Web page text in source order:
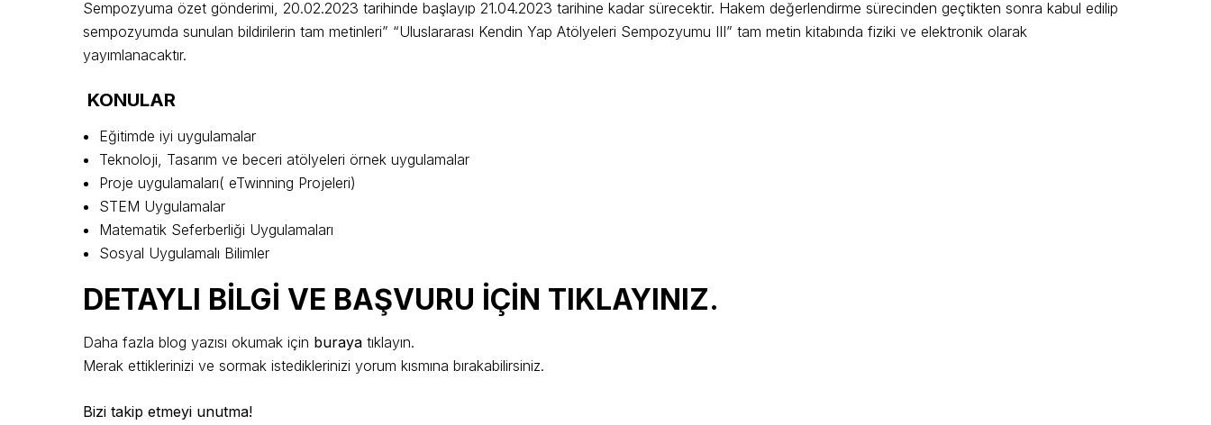
Sempozyuma özet gönderimi, 20.02.2023 tarihinde başlayıp 21.04.2023 tarihine kadar sürecektir. Hakem değerlendirme sürecinden geçtikten sonra kabul edilip
sempozyumda sunulan bildirilerin tam metinleri” “Uluslararası Kendin Yap Atölyeleri Sempozyumu III” tam metin kitabında fiziki ve elektronik olarak
yayımlanacaktır.
KONULAR
Eğitimde iyi uygulamalar
Teknoloji, Tasarım ve beceri atölyeleri örnek uygulamalar
Proje uygulamaları( eTwinning Projeleri)
STEM Uygulamalar
Matematik Seferberliği Uygulamaları
Sosyal Uygulamalı Bilimler
DETAYLI BİLGİ VE BAŞVURU İÇİN TIKLAYINIZ.
Daha fazla blog yazısı okumak için buraya tıklayın.
Merak ettiklerinizi ve sormak istediklerinizi yorum kısmına bırakabilirsiniz.
Bizi takip etmeyi unutma!